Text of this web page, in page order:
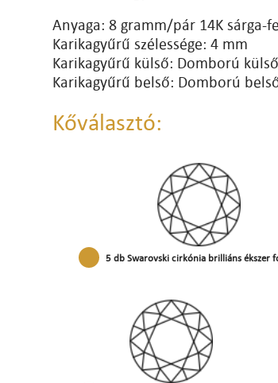
Anyaga: 8 gramm/pár 14K sárga-
Karikagyűrű szélessége: 4 mm
Karikagyűrű külső: Domború külső
Karikagyűrű belső: Domború
Kőválasztó:
5 db Swarovski cirkónia brilliáns ékszer